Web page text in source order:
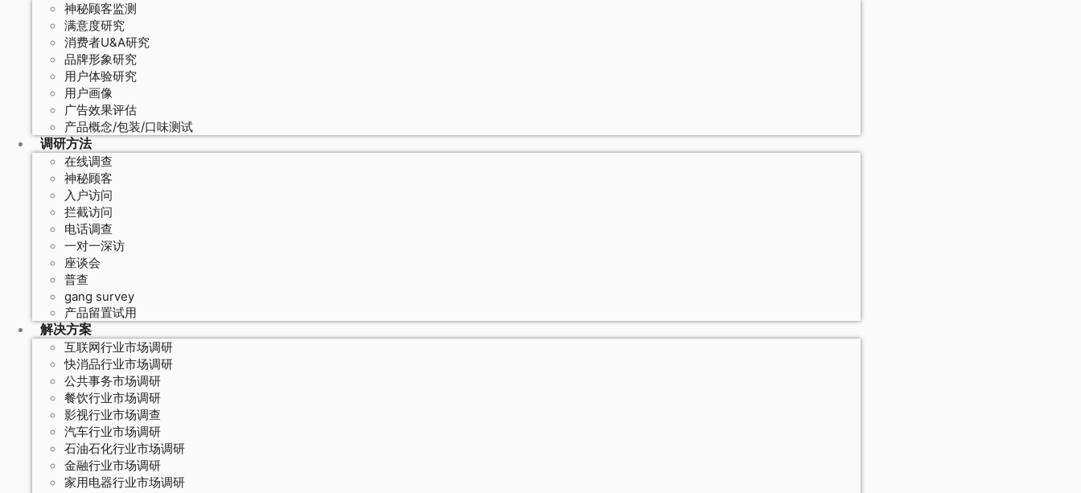
神秘顾客监测
满意度研究
消费者U&A研究
品牌形象研究
用户体验研究
用户画像
广告效果评估
产品概念/包装/口味测试
调研方法
在线调查
神秘顾客
入户访问
拦截访问
电话调查
一对一深访
座谈会
普查
gang survey
产品留置试用
解决方案
互联网行业市场调研
快消品行业市场调研
公共事务市场调研
餐饮行业市场调研
影视行业市场调查
汽车行业市场调研
石油石化行业市场调研
金融行业市场调研
家用电器行业市场调研